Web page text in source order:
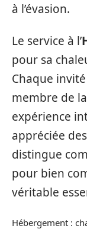
à l’évasion.
Le service à l’
pour sa
Chaque
membre de
expérience
appréciée
distingue
pour bien
véritable
Hébergement :